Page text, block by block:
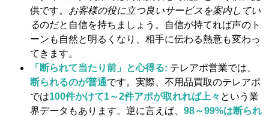
供です。
お客様の役に立つ良いサービスを案内してい
るのだと自信を持ちましょう。自信が持てれば声のト
ーンも自然と明るくなり、相手に伝わる熱意も変わっ
てきます。
「断られて当たり前」と心得る: テレアポ営業では、
断られるのが普通です。実際、不用品買取のテレアポ
では100件かけて1～2件アポが取れれば上々 という業
界データもあります。逆に言えば、 98～99%は断られ